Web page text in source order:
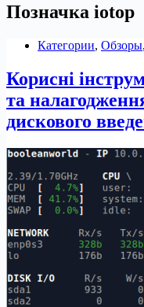
Позначка iotop
Категории, Обзоры,
Корисні
та
дискового